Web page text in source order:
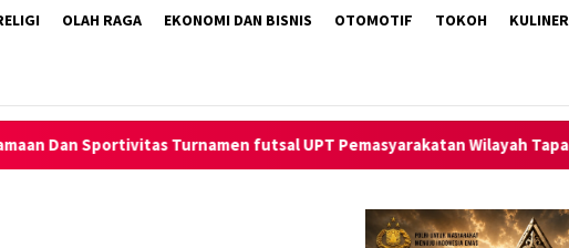
OLAH RAGA EKONOMI DAN BISNIS OTOMOTIF TOKOH KULINER
futsal UPT Pemasyarakatan Wilayah Tapanuli Raya Dilaksanakan